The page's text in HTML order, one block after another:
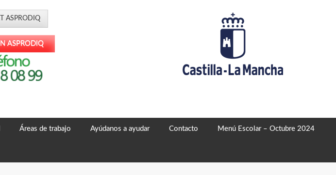
Áreas de trabajo Ayúdanos a ayudar Contacto Menú Escolar – Octubre 2024